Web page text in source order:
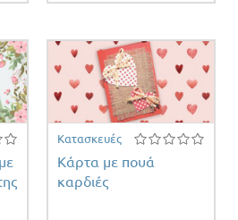
Κατασκευές
Κάρτα με πουά
καρδιές